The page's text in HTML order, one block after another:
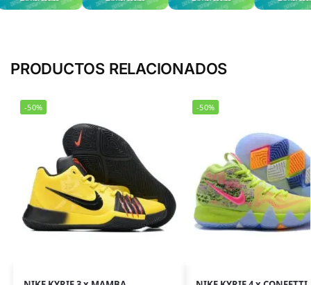
PRODUCTOS RELACIONADOS
-50% -50%